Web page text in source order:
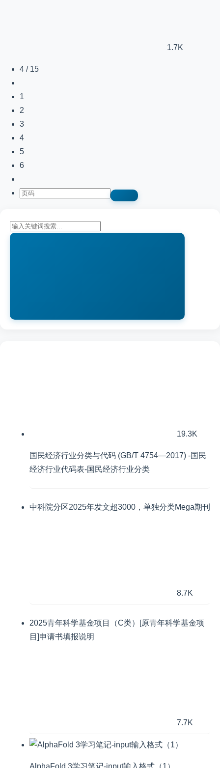
1.7K
4 / 15
1
2
3
4
5
6
19.3K
国民经济行业分类与代码 (GB/T 4754—2017) -国民
经济行业代码表-国民经济行业分类
中科院分区2025年发文超3000，单独分类Mega期刊
8.7K
2025青年科学基金项目（C类）[原青年科学基金项
目]申请书填报说明
7.7K